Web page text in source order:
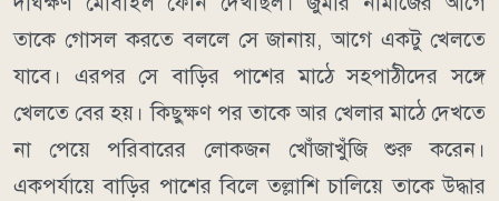
তাকে গোসল করতে বললে সে জানায়, আগে একটু খেলতে
যাবে। এরপর সে বাড়ির পাশের মাঠে সহপাঠীদের সঙ্গে
খেলতে বের হয়। কিছুক্ষণ পর তাকে আর খেলার মাঠে দেখতে
না পেয়ে পরিবারের লোকজন খোঁজাখুঁজি শুরু করেন।
একপর্যায়ে বাড়ির পাশের বিলে তল্লাশি চালিয়ে তাকে উদ্ধার